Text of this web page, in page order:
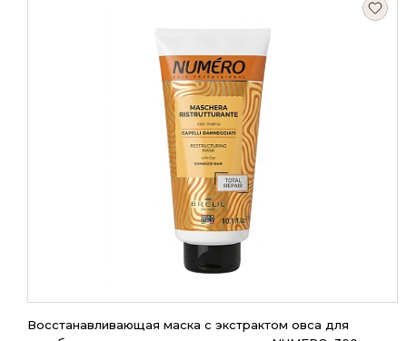
Восстанавливающая маска с экстрактом овса для